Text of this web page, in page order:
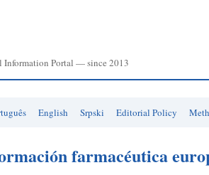
Information Portal — since 2013
English Srpski Editorial Policy
farmacéutica